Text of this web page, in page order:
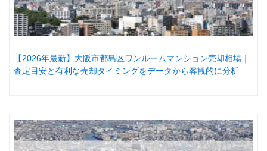
【2026年最新】大阪市都島区ワンルームマンション売却相場｜
査定目安と有利な売却タイミングをデータから客観的に分析